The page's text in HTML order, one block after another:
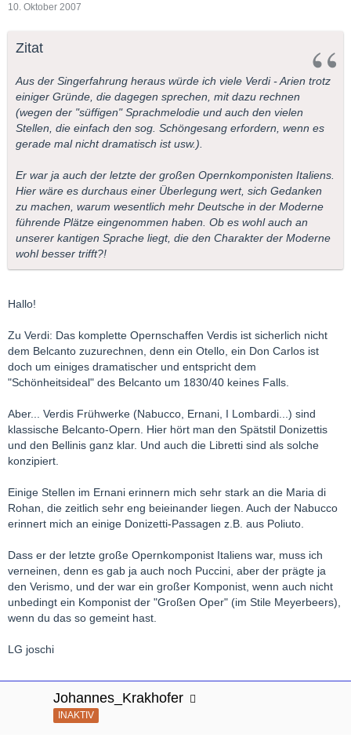
10. Oktober 2007
Zitat
Aus der Singerfahrung heraus würde ich viele Verdi - Arien trotz
einiger Gründe, die dagegen sprechen, mit dazu rechnen
(wegen der "süffigen" Sprachmelodie und auch den vielen
Stellen, die einfach den sog. Schöngesang erfordern, wenn es
gerade mal nicht dramatisch ist usw.).
Er war ja auch der letzte der großen Opernkomponisten Italiens.
Hier wäre es durchaus einer Überlegung wert, sich Gedanken
zu machen, warum wesentlich mehr Deutsche in der Moderne
führende Plätze eingenommen haben. Ob es wohl auch an
unserer kantigen Sprache liegt, die den Charakter der Moderne
wohl besser trifft?!
Hallo!
Zu Verdi: Das komplette Opernschaffen Verdis ist sicherlich nicht
dem Belcanto zuzurechnen, denn ein Otello, ein Don Carlos ist
doch um einiges dramatischer und entspricht dem
"Schönheitsideal" des Belcanto um 1830/40 keines Falls.
Aber... Verdis Frühwerke (Nabucco, Ernani, I Lombardi...) sind
klassische Belcanto-Opern. Hier hört man den Spätstil Donizettis
und den Bellinis ganz klar. Und auch die Libretti sind als solche
konzipiert.
Einige Stellen im Ernani erinnern mich sehr stark an die Maria di
Rohan, die zeitlich sehr eng beieinander liegen. Auch der Nabucco
erinnert mich an einige Donizetti-Passagen z.B. aus Poliuto.
Dass er der letzte große Opernkomponist Italiens war, muss ich
verneinen, denn es gab ja auch noch Puccini, aber der prägte ja
den Verismo, und der war ein großer Komponist, wenn auch nicht
unbedingt ein Komponist der "Großen Oper" (im Stile Meyerbeers),
wenn du das so gemeint hast.
LG joschi
Johannes_Krakhofer
INAKTIV